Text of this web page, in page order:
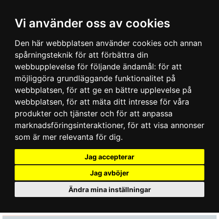
Vi använder oss av cookies
Den här webbplatsen använder cookies och annan
spårningsteknik för att förbättra din
webbupplevelse för följande ändamål: för att
möjliggöra grundläggande funktionalitet på
webbplatsen, för att ge en bättre upplevelse på
webbplatsen, för att mäta ditt intresse för våra
produkter och tjänster och för att anpassa
marknadsföringsinteraktioner, för att visa annonser
som är mer relevanta för dig.
Jag accepterar
Jag avböjer
Ändra mina inställningar